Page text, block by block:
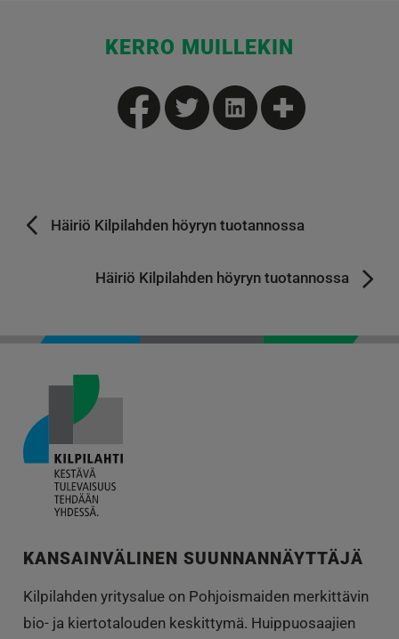
KERRO MUILLEKIN
Häiriö Kilpilahden höyryn tuotannossa
Häiriö Kilpilahden höyryn tuotannossa
KANSAINVÄLINEN SUUNNANNÄYTTÄJÄ
Kilpilahden yritysalue on Pohjoismaiden merkittävin
bio- ja kiertotalouden keskittymä. Huippuosaajien